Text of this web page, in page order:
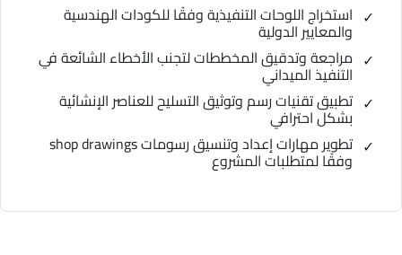
استخراج اللوحات التنفيذية وفقًا للكودات الهندسية
والمعايير الدولية
مراجعة وتدقيق المخططات لتجنب الأخطاء الشائعة في
التنفيذ الميداني
تطبيق تقنيات رسم وتوثيق التسليح للعناصر الإنشائية
بشكل احترافي
تطوير مهارات إعداد وتنسيق رسومات shop drawings
وفقًا لمتطلبات المشروع